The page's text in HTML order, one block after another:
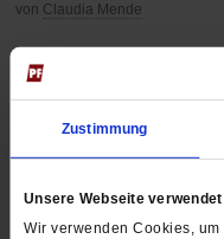
Zustimmung
Unsere Webseite
Wir verwenden Cookies,
von Claudia Mende